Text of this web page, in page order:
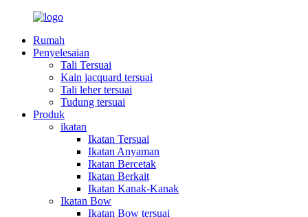
Rumah
Penyelesaian
Tali Tersuai
Kain jacquard tersuai
Tali leher tersuai
Tudung tersuai
Produk
ikatan
Ikatan Tersuai
Ikatan Anyaman
Ikatan Bercetak
Ikatan Berkait
Ikatan Kanak-Kanak
Ikatan Bow
Ikatan Bow tersuai